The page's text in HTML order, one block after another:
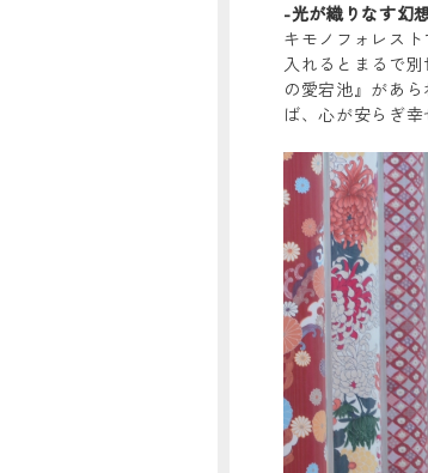
-光が織りなす幻
キモノフォレス
入れるとまるで
の愛宕池』があ
ば、心が安らぎ幸